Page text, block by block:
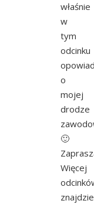
właśnie
w
tym
odcinku
o
mojej
drodze
🙂
Więcej